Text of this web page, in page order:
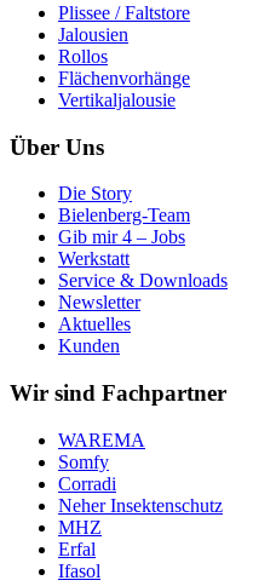
Plissee / Faltstore
Jalousien
Rollos
Flächenvorhänge
Vertikaljalousie
Über Uns
Die Story
Bielenberg-Team
Gib mir 4 – Jobs
Werkstatt
Service & Downloads
Newsletter
Aktuelles
Kunden
Wir sind Fachpartner
WAREMA
Somfy
Corradi
Neher Insektenschutz
MHZ
Erfal
Ifasol